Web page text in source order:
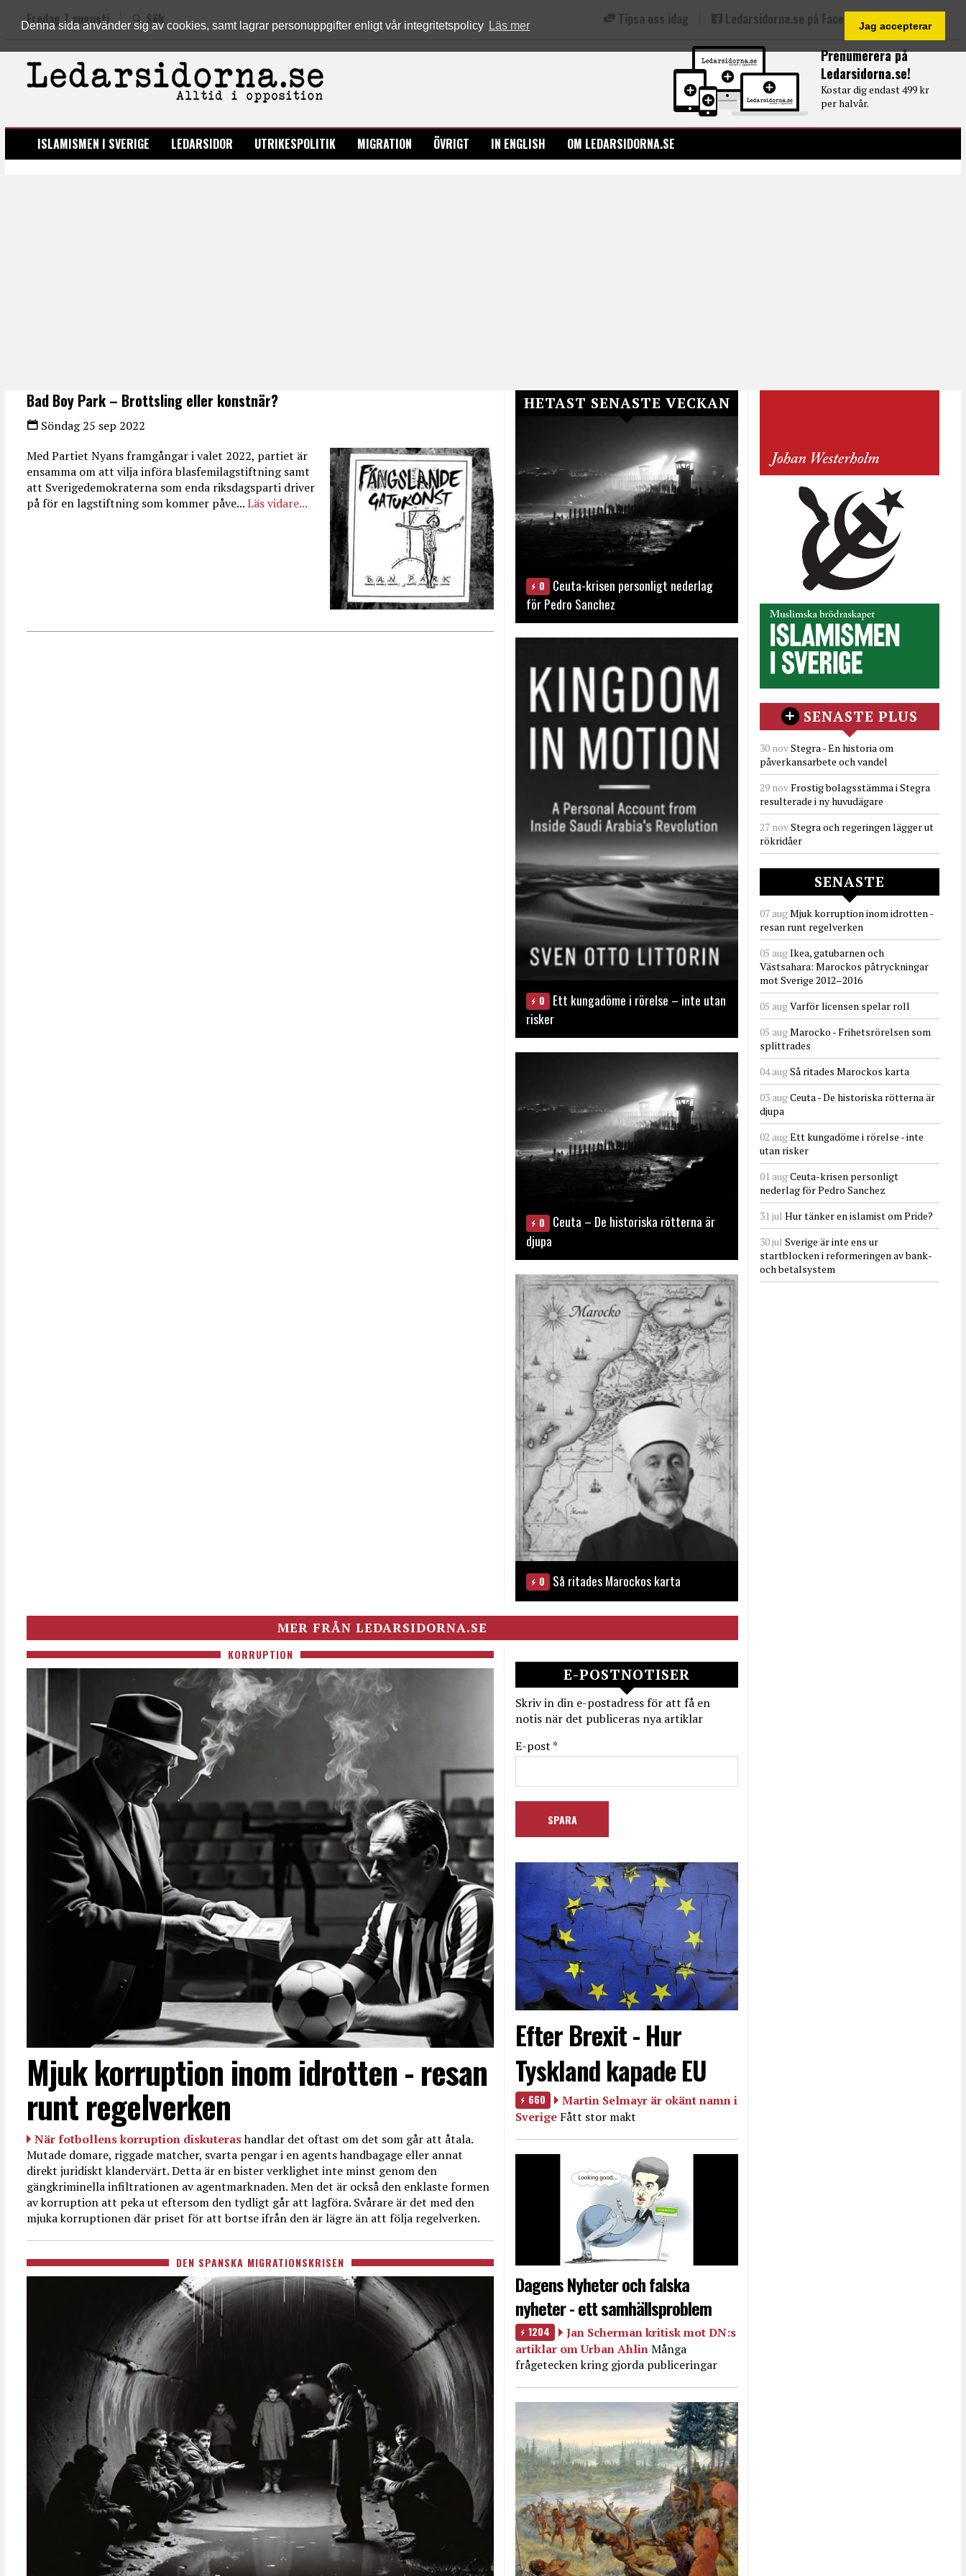
Denna sida använder sig av cookies, samt lagrar personuppgifter enligt vår integritetspolicy Läs mer Jag accepterar
Prenumerera på
Ledarsidorna.se!
Kostar dig endast 499 kr
per halvår.
Fredag 7 augusti Sök Tipsa oss idag Ledarsidorna.se på Facebook
LEDARSIDORNA.SE
ISLAMISMEN I SVERIGE LEDARSIDOR UTRIKESPOLITIK MIGRATION ÖVRIGT IN ENGLISH OM LEDARSIDORNA.SE
Bad Boy Park – Brottsling eller konstnär?
Söndag 25 sep 2022
Med Partiet Nyans framgångar i valet 2022, partiet är
ensamma om att vilja införa blasfemilagstiftning samt
att Sverigedemokraterna som enda riksdagsparti driver
på för en lagstiftning som kommer påve...Läs vidare...
HETAST SENASTE VECKAN
0
Ceuta-krisen personligt nederlag
för Pedro Sanchez
0
Ett kungadöme i rörelse – inte utan
risker
0
Ceuta – De historiska rötterna är
djupa
0 Så ritades Marockos karta
MER FRÅN LEDARSIDORNA.SE
KORRUPTION
Mjuk korruption inom idrotten - resan
runt regelverken
När fotbollens korruption diskuterashandlar det oftast om det som går att åtala.
Mutade domare, riggade matcher, svarta pengar i en agents handbagage eller annat
direkt juridiskt klandervärt. Detta är en bister verklighet inte minst genom den
gängkriminella infiltrationen av agentmarknaden. Men det är också den enklaste formen
av korruption att peka ut eftersom den tydligt går att lagföra. Svårare är det med den
mjuka korruptionen där priset för att bortse ifrån den är lägre än att följa regelverken.
DEN SPANSKA MIGRATIONSKRISEN
E-POSTNOTISER
Skriv in din e-postadress för att få en
notis när det publiceras nya artiklar
E-post *
Efter Brexit - Hur
Tyskland kapade EU
660
Martin Selmayr är okänt namn i
Sverige Fått stor makt
Dagens Nyheter och falska
nyheter - ett samhällsproblem
1204
Jan Scherman kritisk mot DN:s
artiklar om Urban AhlinMånga
frågetecken kring gjorda publiceringar
SENASTE PLUS
30 novStegra - En historia om
påverkansarbete och vandel
29 novFrostig bolagsstämma i Stegra
resulterade i ny huvudägare
27 novStegra och regeringen lägger ut
rökridåer
SENASTE
07 augMjuk korruption inom idrotten -
resan runt regelverken
05 augIkea, gatubarnen och
Västsahara: Marockos påtryckningar
mot Sverige 2012–2016
05 augVarför licensen spelar roll
05 augMarocko - Frihetsrörelsen som
splittrades
04 augSå ritades Marockos karta
03 augCeuta - De historiska rötterna är
djupa
02 augEtt kungadöme i rörelse - inte
utan risker
01 augCeuta-krisen personligt
nederlag för Pedro Sanchez
31 jul Hur tänker en islamist om Pride?
30 jul Sverige är inte ens ur
startblocken i reformeringen av bank-
och betalsystem